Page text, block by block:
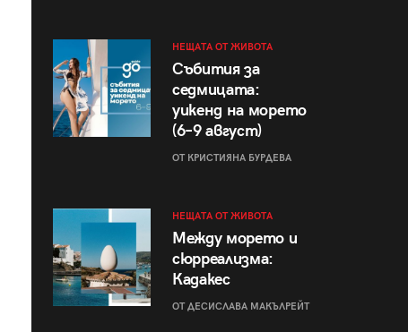
НЕЩАТА ОТ ЖИВОТА
Събития за
седмицата:
уикенд на морето
(6–9 август)
ОТ КРИСТИЯНА БУРДЕВА
НЕЩАТА ОТ ЖИВОТА
Между морето и
сюрреализма:
Кадакес
ОТ ДЕСИСЛАВА МАКЪЛРЕЙТ